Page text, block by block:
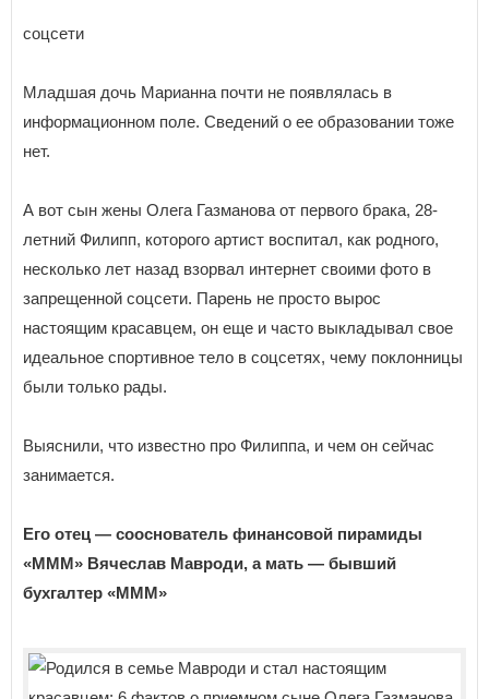
соцсети
Младшая дочь Марианна почти не появлялась в
информационном поле. Сведений о ее образовании тоже
нет.
А вот сын жены Олега Газманова от первого брака, 28-
летний Филипп, которого артист воспитал, как родного,
несколько лет назад взорвал интернет своими фото в
запрещенной соцсети. Парень не просто вырос
настоящим красавцем, он еще и часто выкладывал свое
идеальное спортивное тело в соцсетях, чему поклонницы
были только рады.
Выяснили, что известно про Филиппа, и чем он сейчас
занимается.
Его отец — сооснователь финансовой пирамиды
«МММ» Вячеслав Мавроди, а мать — бывший
бухгалтер «МММ»